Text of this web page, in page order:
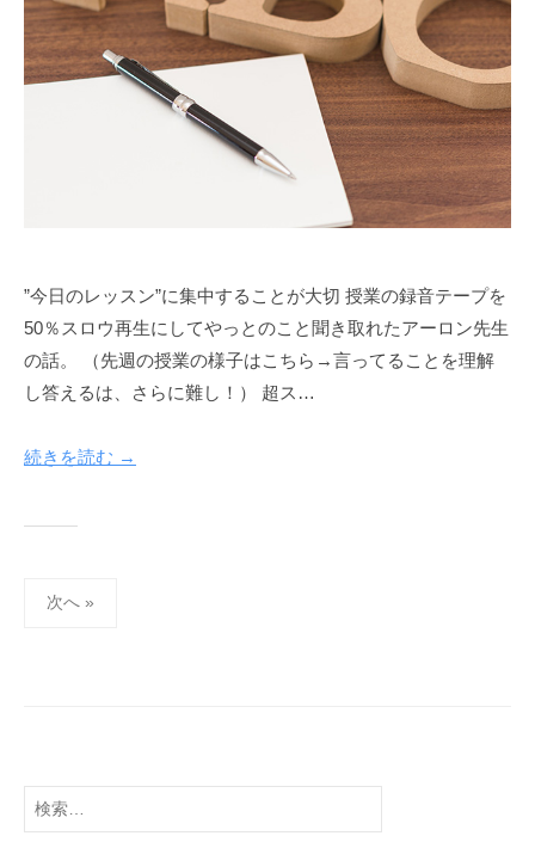
”今日のレッスン”に集中することが大切 授業の録音テープを
50％スロウ再生にしてやっとのこと聞き取れたアーロン先生
の話。 （先週の授業の様子はこちら→言ってることを理解
し答えるは、さらに難し！） 超ス…
続きを読む →
送
り
次へ »
検